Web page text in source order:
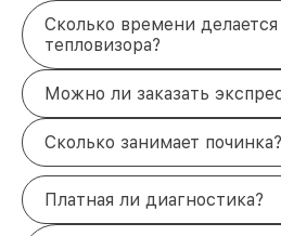
Сколько времени
тепловизора?
Можно ли заказать
Сколько занимает починка?
Платная ли диагностика?